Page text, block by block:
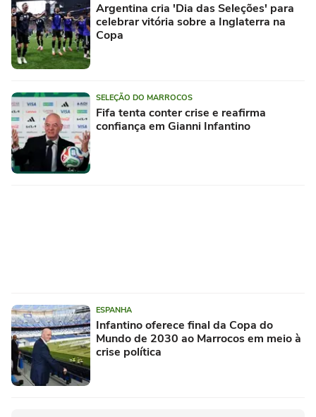
Argentina cria 'Dia das Seleções' para
celebrar vitória sobre a Inglaterra na
Copa
SELEÇÃO DO MARROCOS
Fifa tenta conter crise e reafirma
confiança em Gianni Infantino
ESPANHA
Infantino oferece final da Copa do
Mundo de 2030 ao Marrocos em meio à
crise política